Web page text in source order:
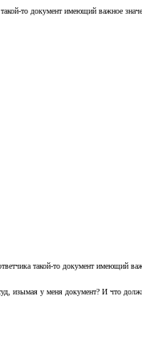
то документ имеющий важное
такой-то документ имеющий
изымая у меня документ? И что